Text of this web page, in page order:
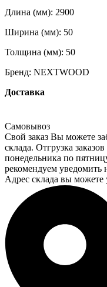
Длина (мм): 2900
Ширина (мм): 50
Толщина (мм): 50
Бренд: NEXTWOOD
Доставка
Самовывоз
Свой заказ Вы можете
склада. Отгрузка
понедельника по
рекомендуем уведомить
Адрес склада вы можете